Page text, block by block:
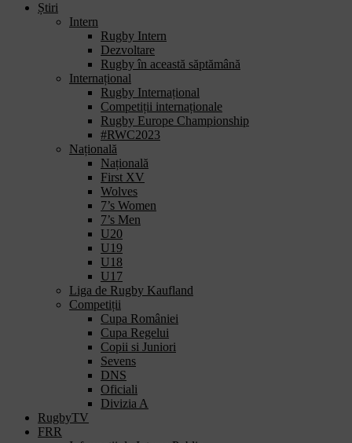
Știri
Intern
Rugby Intern
Dezvoltare
Rugby în această săptămână
Internațional
Rugby Internațional
Competiții internaționale
Rugby Europe Championship
#RWC2023
Națională
Națională
First XV
Wolves
7’s Women
7’s Men
U20
U19
U18
U17
Liga de Rugby Kaufland
Competiții
Cupa României
Cupa Regelui
Copii si Juniori
Sevens
DNS
Oficiali
Divizia A
RugbyTV
FRR